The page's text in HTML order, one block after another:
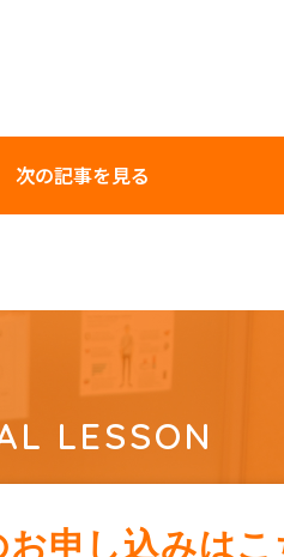
次の記事を見る
LESSON
お申し込みは